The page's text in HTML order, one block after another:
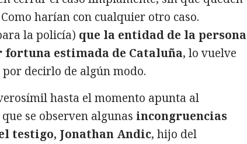
harían con cualquier otro caso.
la policía) que la entidad de la persona
fortuna estimada de Cataluña, lo vuelve
por decirlo de algún modo.
hasta el momento apunta al
que se observen algunas incongruencias
testigo, Jonathan Andic, hijo del